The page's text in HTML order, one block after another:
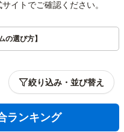
イトでご確認ください。
の選び方】
絞り込み・並び替え
ランキング